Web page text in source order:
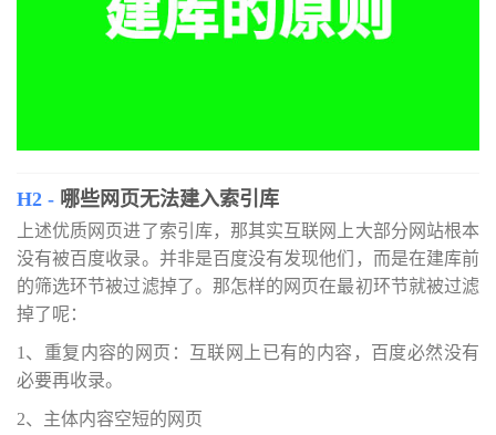
哪些网页无法建入索引库
上述优质网页进了索引库，那其实互联网上大部分网站根本
没有被百度收录。并非是百度没有发现他们，而是在建库前
的筛选环节被过滤掉了。那怎样的网页在最初环节就被过滤
掉了呢：
1、重复内容的网页：互联网上已有的内容，百度必然没有
必要再收录。
2、主体内容空短的网页